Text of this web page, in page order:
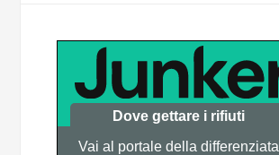
Dove gettare i rifiuti
Vai al portale della differenziata